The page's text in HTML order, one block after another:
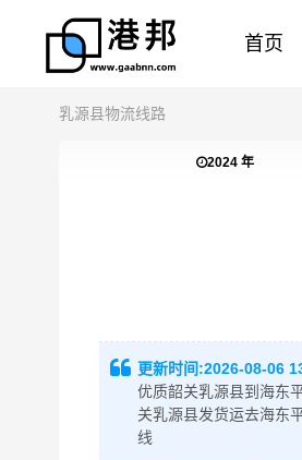
首页
乳源县物流线路
2024 年
更新时间:2026-08-06
优质韶关乳源县到海东
关乳源县发货运去海东
线